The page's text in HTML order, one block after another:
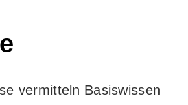
vermitteln Basiswissen